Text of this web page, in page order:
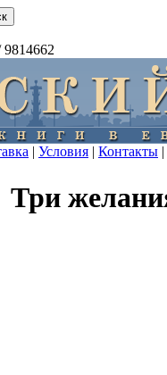
| Условия | Контакты |
Три